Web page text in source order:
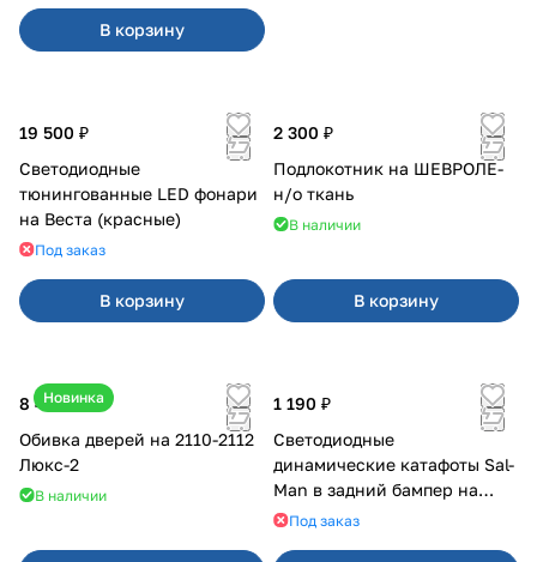
В корзину
19 500 ₽
Светодиодные
тюнингованные LED фонари
на Веста (красные)
Под заказ
В корзину
2 300 ₽
Подлокотник на ШЕВРОЛЕ-
н/о ткань
В наличии
В корзину
Новинка
8 400 ₽
Обивка дверей на 2110-2112
Люкс-2
В наличии
1 190 ₽
Светодиодные
динамические катафоты Sal-
Man в задний бампер на
Приора 2
Под заказ